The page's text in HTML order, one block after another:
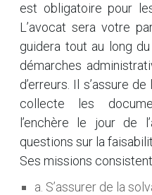
est obligatoire pour
L’avocat sera votre
guidera tout au long
démarches
d’erreurs. Il s’assure
collecte les
l’enchère le jour de
questions sur la
Ses missions consistent
a. S’assurer de la